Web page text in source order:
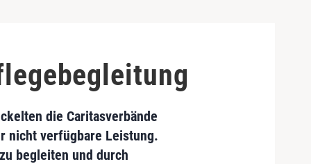
die Caritasverbände
nicht verfügbare Leistung.
begleiten und durch